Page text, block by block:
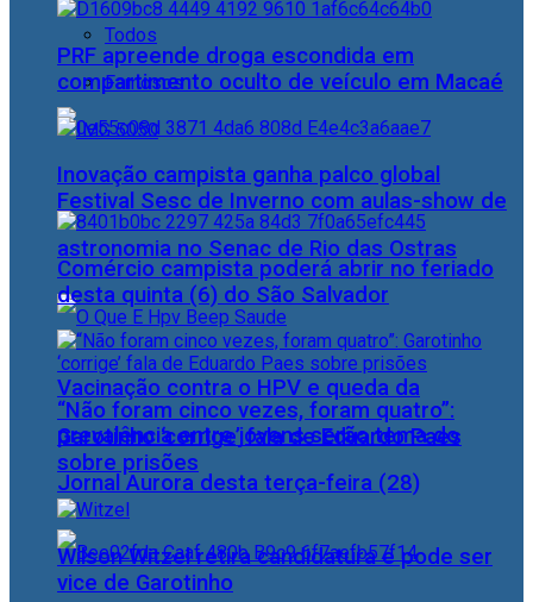
Todos
Famosos
Festival Sesc de Inverno com aulas-show de
astronomia no Senac de Rio das Ostras
Vacinação contra o HPV e queda da
prevalência entre jovens serão tema do
Jornal Aurora desta terça-feira (28)
PRF apreende droga escondida em
compartimento oculto de veículo em Macaé
Inovação campista ganha palco global
Comércio campista poderá abrir no feriado
desta quinta (6) do São Salvador
“Não foram cinco vezes, foram quatro”:
Garotinho ‘corrige’ fala de Eduardo Paes
sobre prisões
Wilson Witzel retira candidatura e pode ser
vice de Garotinho